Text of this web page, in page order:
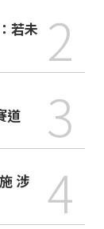
若未 2
道 3
涉
4